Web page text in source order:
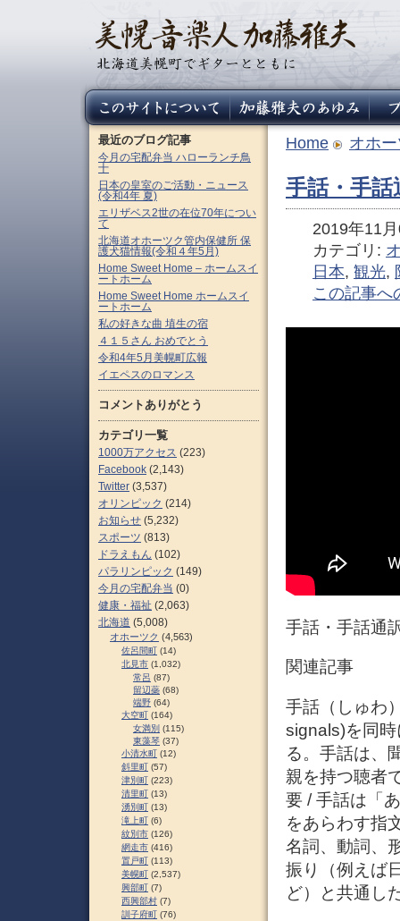
Home オホ
手話・手
2019年11
カテゴリ:
日本, 観光,
この記事へ
手話・手話通
関連記事
手話（しゅわ
signals)を同
る。手話は、
親を持つ聴者
要 / 手話は「
をあらわす指
名詞、動詞、
振り（例えば
ど）と共通し
最近のブログ記事
今月の宅配弁当 ハローランチ鳥
十
日本の皇室のご活動・ニュース
(令和4年 夏)
エリザベス2世の在位70年につい
て
北海道オホーツク管内保健所 保
護犬猫情報(令和４年5月)
Home Sweet Home – ホームスイ
ートホーム
Home Sweet Home ホームスイ
ートホーム
私の好きな曲 埴生の宿
４１５さん おめでとう
令和4年5月美幌町広報
イエペスのロマンス
コメントありがとう
カテゴリ一覧
1000万アクセス (223)
Facebook (2,143)
Twitter (3,537)
オリンピック (214)
お知らせ (5,232)
スポーツ (813)
ドラえもん (102)
パラリンピック (149)
今月の宅配弁当 (0)
健康・福祉 (2,063)
北海道 (5,008)
オホーツク (4,563)
佐呂間町 (14)
北見市 (1,032)
常呂 (87)
留辺蘂 (68)
端野 (64)
大空町 (164)
女満別 (115)
東藻琴 (37)
小清水町 (12)
斜里町 (57)
津別町 (223)
清里町 (13)
湧別町 (13)
滝上町 (6)
紋別市 (126)
網走市 (416)
置戸町 (113)
美幌町 (2,537)
興部町 (7)
西興部村 (7)
訓子府町 (76)